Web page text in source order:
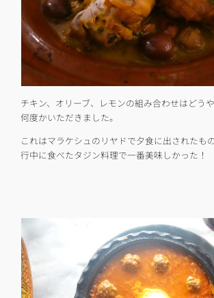
チキン、オリーブ、レモンの組み合わせはどうや
何度かいただきました。
これはマラケシュのリヤドで夕食に出されたも
行中に食べたタジン料理で一番美味しかった！